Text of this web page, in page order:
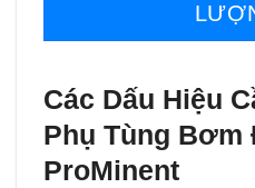
Các Dấu Hiệu
Phụ Tùng
ProMinent